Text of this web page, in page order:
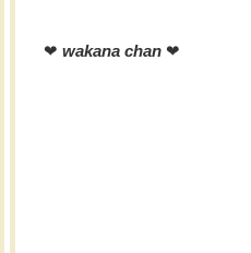
❤︎ wakana chan ❤︎